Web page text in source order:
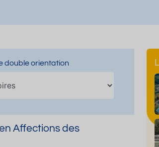
double orientation
Affections des